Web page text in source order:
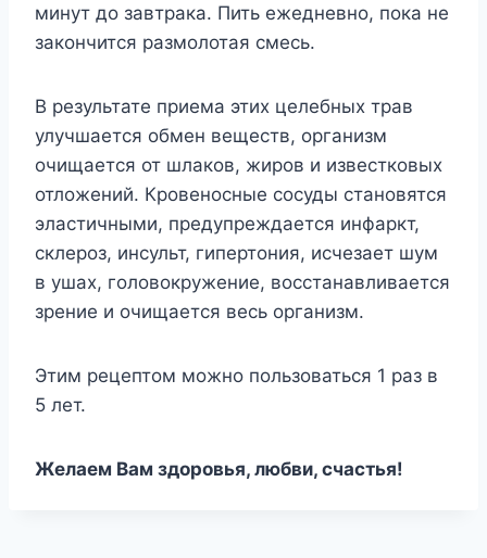
минут до завтрака. Пить ежедневно, пока не
закончится размолотая смесь.
В результате приема этих целебных трав
улучшается обмен веществ, организм
очищается от шлаков, жиров и известковых
отложений. Кровеносные сосуды становятся
эластичными, предупреждается инфаркт,
склероз, инсульт, гипертония, исчезает шум
в ушах, головокружение, восстанавливается
зрение и очищается весь организм.
Этим рецептом можно пользоваться 1 раз в
5 лет.
Желаем Вам здоровья, любви, счастья!